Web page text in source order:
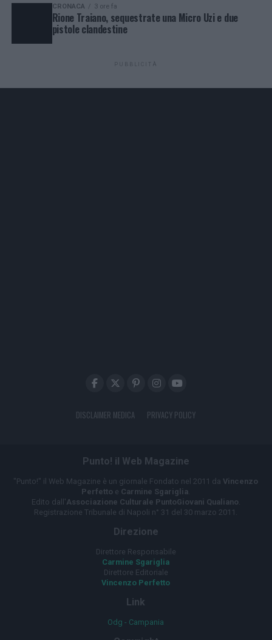
CRONACA 3 ore fa
Rione Traiano, sequestrate una Micro Uzi e due
pistole clandestine
PUBBLICITÀ
DISCLAIMER MEDICA PRIVACY POLICY
Punto! il Web Magazine
"Punto!" il Web Magazine è un giornale Fondato nel 2011 da Vincenzo
Perfetto e Carmine Sgariglia
Edito dall'Associazione Culturale PuntoGiovani Qualiano
Registrazione Tribunale di Napoli n° 31 del 30 marzo 2011.
Direzione
Direttore Responsabile
Carmine Sgariglia
Direttore Editoriale
Vincenzo Perfetto
Link
Odg - Campania